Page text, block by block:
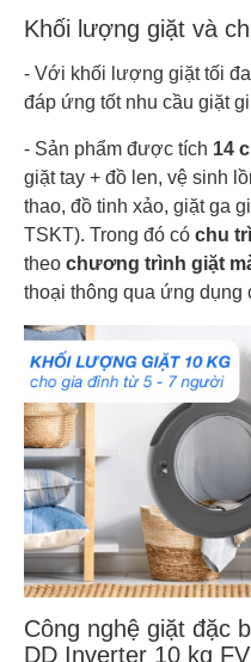
Khối lượng giặt và
- Với khối lượng giặt tối
đáp ứng tốt nhu cầu giặt
- Sản phẩm được tích 14
giặt tay + đồ len, vệ sinh
thao, đồ tinh xảo, giặt ga
TSKT). Trong đó có chu
theo chương trình giặt
thoại thông qua ứng dụng
Công nghệ giặt đặc
DD Inverter 10 kg